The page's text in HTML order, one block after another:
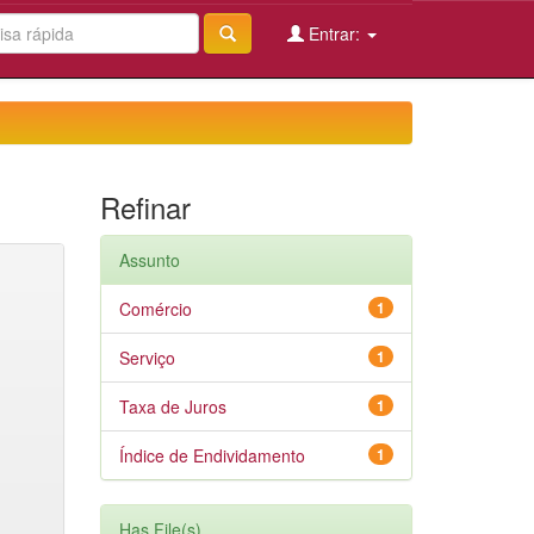
Entrar:
Refinar
Assunto
1
Comércio
1
Serviço
1
Taxa de Juros
1
Índice de Endividamento
Has File(s)